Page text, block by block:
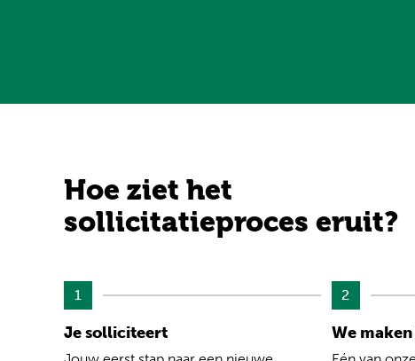
Hoe ziet het
sollicitatieproces eruit?
1
Je solliciteert
2
We